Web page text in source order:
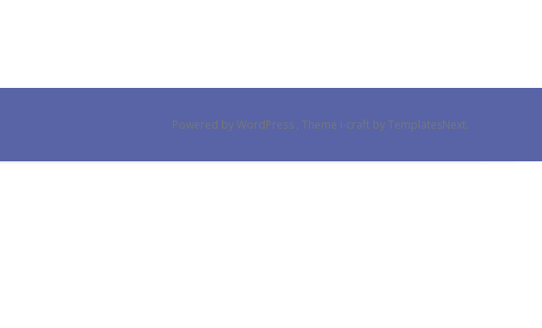
Powered by WordPress , Theme i-craft by TemplatesNext.